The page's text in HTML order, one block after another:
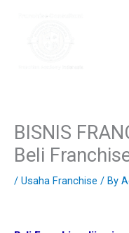
BISNIS
Beli
/ Usaha Franchise / By